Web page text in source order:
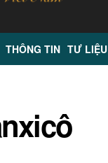
THÔNG TIN TƯ LIỆU